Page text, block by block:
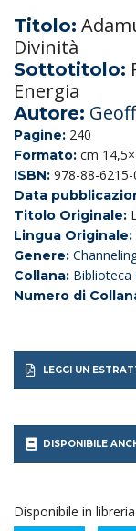
era:
Titolo:
Divinità
Sottotitolo:
Energia
Autore:
Pagine: 240
Formato: cm
ISBN: 978-88-6215-
Data
Titolo Originale:
Lingua Originale:
Genere:
Collana: Biblioteca
Numero di
LEGGI UN
DISPONIBILE
Disponibile in